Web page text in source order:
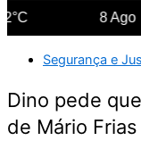
8 Ago
Segurança e
Dino pede
de Mário